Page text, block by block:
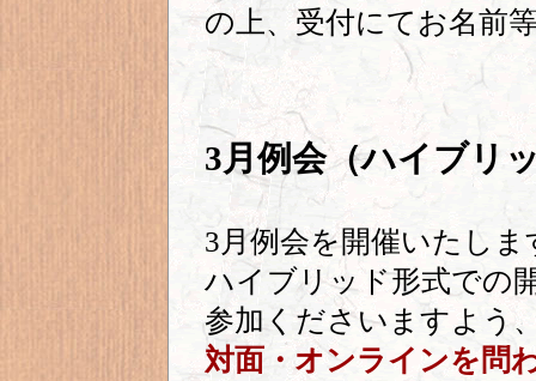
の上、受付にてお名前
3月例会（ハイブリ
3月例会を開催いたしま
ハイブリッド形式での
参加くださいますよう
対面・オンラインを問